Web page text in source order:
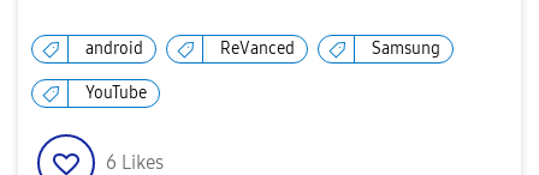
android ReVanced Samsung
YouTube
6 Likes